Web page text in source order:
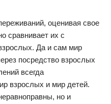
оценивая свое
сравнивает их с
Да и сам мир
посредство взрослых
всегда
взрослых и мир детей.
но и